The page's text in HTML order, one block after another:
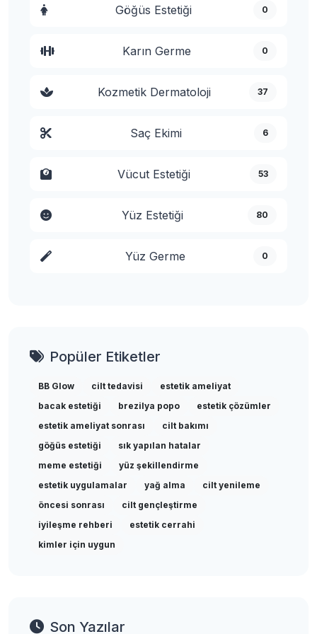
Göğüs Estetiği 0
Karın Germe 0
Kozmetik Dermatoloji 37
Saç Ekimi 6
Vücut Estetiği 53
Yüz Estetiği 80
Yüz Germe 0
Popüler Etiketler
BB Glow cilt tedavisi
estetik ameliyat
bacak estetiği
brezilya popo
estetik çözümler
estetik ameliyat sonrası
cilt bakımı
göğüs estetiği
sık yapılan hatalar
meme estetiği
yüz şekillendirme
estetik uygulamalar
yağ alma
cilt yenileme
öncesi sonrası
cilt gençleştirme
iyileşme rehberi
estetik cerrahi
kimler için uygun
Son Yazılar